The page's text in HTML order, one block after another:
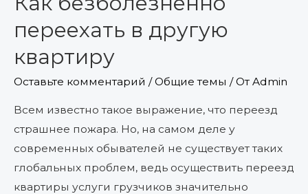
переехать в другую
квартиру
Оставьте комментарий /Общие темы / От Admin
Всем известно такое выражение, что переезд
страшнее пожара. Но, на самом деле у
современных обывателей не существует таких
глобальных проблем, ведь осуществить переезд
квартиры услуги грузчиков значительно